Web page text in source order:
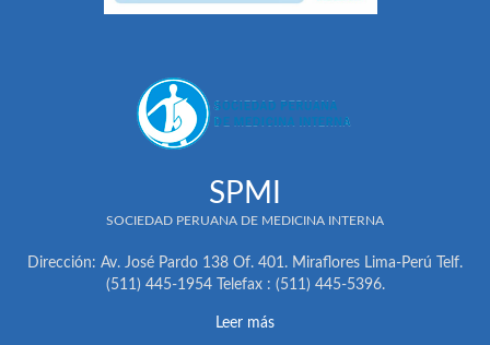
SPMI
SOCIEDAD PERUANA DE MEDICINA INTERNA
Dirección: Av. José Pardo 138 Of. 401. Miraflores Lima-Perú Telf.
(511) 445-1954 Telefax : (511) 445-5396.
Leer más